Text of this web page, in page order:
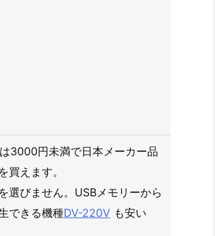
3000円未満で日本メーカー品
買えます。
選びません。USBメモリーから
できる機種DV-220V も安い